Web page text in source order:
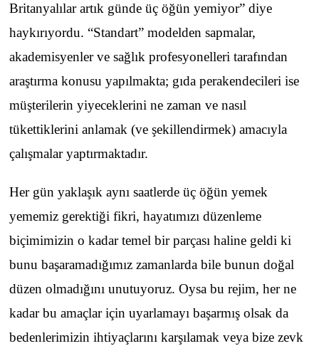
Britanyalılar artık günde üç öğün yemiyor” diye
haykırıyordu. “Standart” modelden sapmalar,
akademisyenler ve sağlık profesyonelleri tarafından
araştırma konusu yapılmakta; gıda perakendecileri ise
müşterilerin yiyeceklerini ne zaman ve nasıl
tükettiklerini anlamak (ve şekillendirmek) amacıyla
çalışmalar yaptırmaktadır.
Her gün yaklaşık aynı saatlerde üç öğün yemek
yememiz gerektiği fikri, hayatımızı düzenleme
biçimimizin o kadar temel bir parçası haline geldi ki
bunu başaramadığımız zamanlarda bile bunun doğal
düzen olmadığını unutuyoruz. Oysa bu rejim, her ne
kadar bu amaçlar için uyarlamayı başarmış olsak da
bedenlerimizin ihtiyaçlarını karşılamak veya bize zevk